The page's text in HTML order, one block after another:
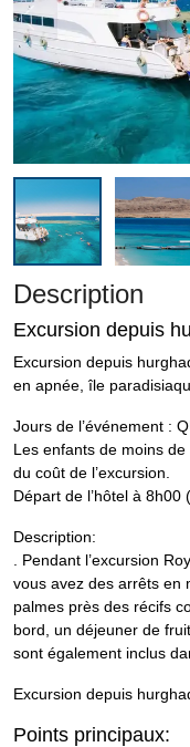
Description
Excursion depuis
Excursion depuis
en apnée, île
Jours de l’événement :
Les enfants de moins
du coût de l’excursion.
Départ de l’hôtel à
Description:
. Pendant l’excursion
vous avez des arrêts en
palmes près des récifs
bord, un déjeuner de
sont également inclus
Excursion depuis
Points principaux: